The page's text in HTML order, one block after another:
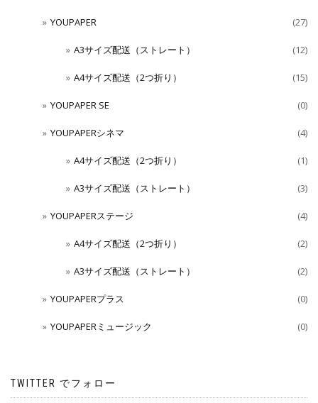
YOUPAPER (27)
A3サイズ配送（ストレート） (12)
A4サイズ配送（2つ折り） (15)
YOUPAPER SE (0)
YOUPAPERシネマ (4)
A4サイズ配送（2つ折り） (1)
A3サイズ配送（ストレート） (3)
YOUPAPERステージ (4)
A4サイズ配送（2つ折り） (2)
A3サイズ配送（ストレート） (2)
YOUPAPERプラス (0)
YOUPAPERミュージック (0)
TWITTER でフォロー